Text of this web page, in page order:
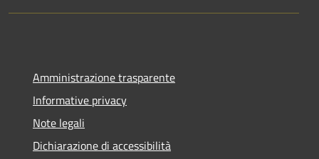
Amministrazione trasparente
Informative privacy
Note legali
Dichiarazione di accessibilità